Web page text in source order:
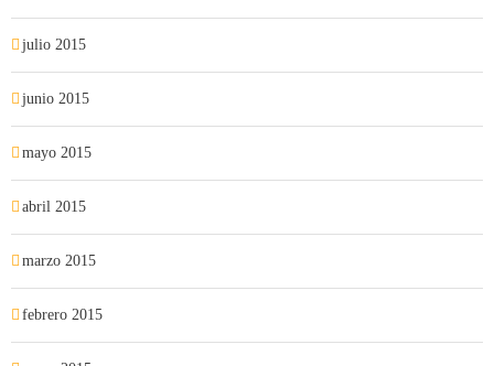
julio 2015
junio 2015
mayo 2015
abril 2015
marzo 2015
febrero 2015